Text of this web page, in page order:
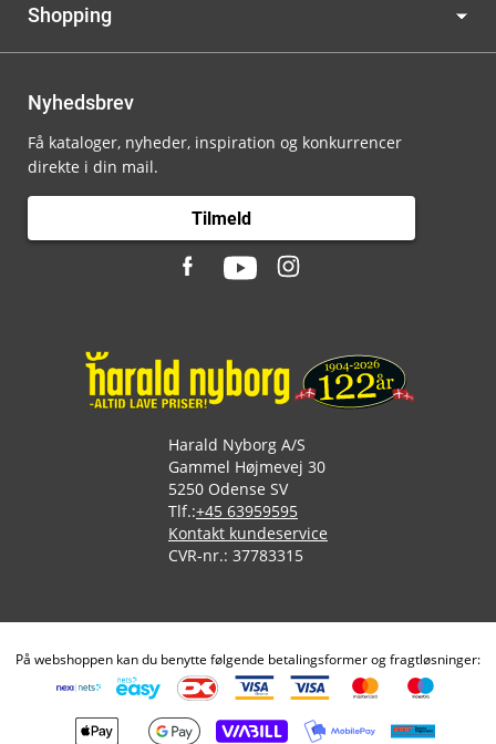
Shopping
Nyhedsbrev
Få kataloger, nyheder, inspiration og konkurrencer
direkte i din mail.
Tilmeld
Harald Nyborg A/S
Gammel Højmevej 30
5250 Odense SV
Tlf.:+45 63959595
Kontakt kundeservice
CVR-nr.: 37783315
På webshoppen kan du benytte følgende betalingsformer og fragtløsninger: